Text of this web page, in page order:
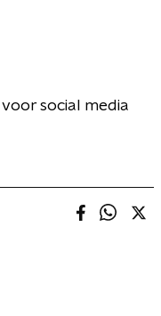
voor social media